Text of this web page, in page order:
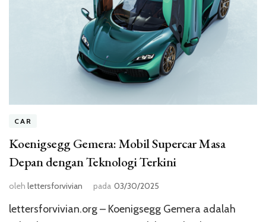
CAR
Koenigsegg Gemera: Mobil Supercar Masa
Depan dengan Teknologi Terkini
oleh lettersforvivian pada 03/30/2025
lettersforvivian.org – Koenigsegg Gemera adalah